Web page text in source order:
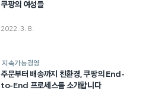
쿠팡의 여성들
2022. 3. 8.
지속가능경영
주문부터 배송까지 친환경, 쿠팡의 End-
to-End 프로세스를 소개합니다